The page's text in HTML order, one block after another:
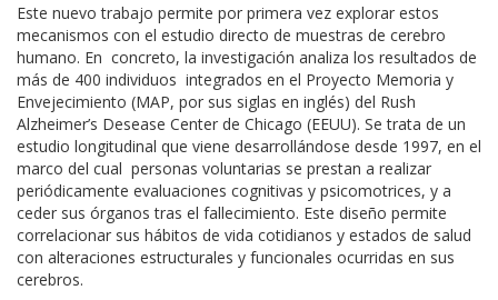
Este nuevo trabajo permite por primera vez explorar estos
mecanismos con el estudio directo de muestras de cerebro
humano. En concreto, la investigación analiza los resultados de
más de 400 individuos integrados en el Proyecto Memoria y
Envejecimiento (MAP, por sus siglas en inglés) del Rush
Alzheimer’s Desease Center de Chicago (EEUU). Se trata de un
estudio longitudinal que viene desarrollándose desde 1997, en el
marco del cual personas voluntarias se prestan a realizar
periódicamente evaluaciones cognitivas y psicomotrices, y a
ceder sus órganos tras el fallecimiento. Este diseño permite
correlacionar sus hábitos de vida cotidianos y estados de salud
con alteraciones estructurales y funcionales ocurridas en sus
cerebros.